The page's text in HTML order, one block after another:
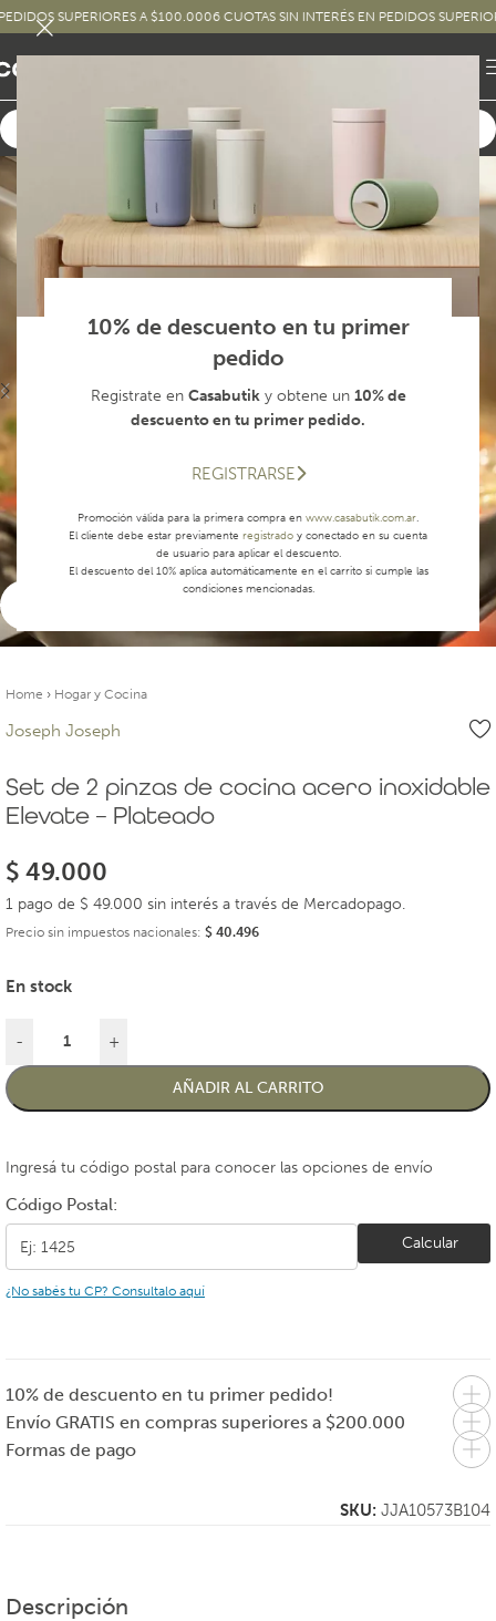
10% de descuento en tu primer
pedido
Registrate en Casabutiky obtene un 10% de
descuento en tu primer pedido.
REGISTRARSE
Promoción válida para la primera compra en www.casabutik.com.ar.
El cliente debe estar previamente registrado y conectado en su cuenta
de usuario para aplicar el descuento.
El descuento del 10% aplica automáticamente en el carrito si cumple las
condiciones mencionadas.
SUPERIORES A $100.0006 CUOTAS SIN INTERÉS EN PEDIDOS
Home › Hogar y Cocina
Joseph Joseph
Set de 2 pinzas de cocina acero inoxidable
Elevate – Plateado
$ 49.000
1 pago de $ 49.000 sin interés a través de Mercadopago.
Precio sin impuestos nacionales: $ 40.496
En stock
- +
AÑADIR AL CARRITO
Ingresá tu código postal para conocer las opciones de envío
Código Postal:
Calcular
¿No sabés tu CP? Consultalo aquí
10% de descuento en tu primer pedido!
Envío GRATIS en compras superiores a $200.000
Formas de pago
SKU: JJA10573B104
Descripción